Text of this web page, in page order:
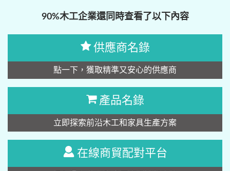
90%木工企業還同時查看了以下內容
供應商名錄
點一下，獲取精準又安心的供應商
產品名錄
立即探索前沿木工和家具生產方案
在線商貿配對平台